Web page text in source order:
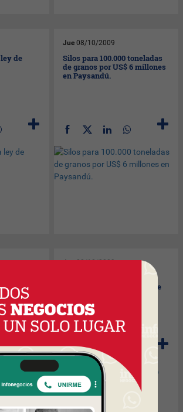
de
Jue 08/10/2009
Silos para 100.000 toneladas
de granos por US$ 6 millones
en Paysandú.
días
Jue08/10/2009
Tabaco descubrí tu nivel de